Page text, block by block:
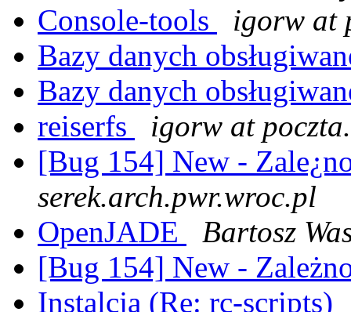
Console-tools
igorw at
Bazy danych
Bazy danych
reiserfs
igorw at
[Bug 154] New -
serek.arch.pwr.wroc.pl
OpenJADE
Bartosz
[Bug 154] New -
Instalcja (Re: rc-scripts)